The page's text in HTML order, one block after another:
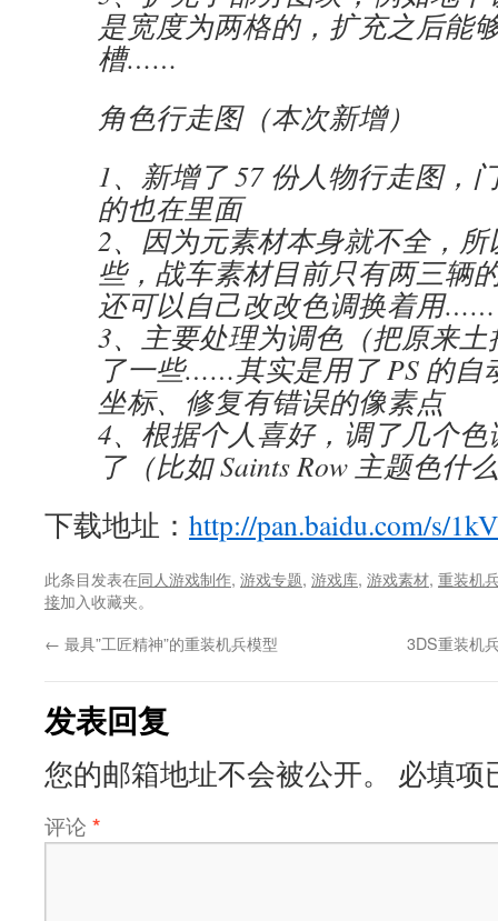
是宽度为两格的，扩充之后能
槽……
角色行走图（本次新增）
1、新增了 57 份人物行走图，
的也在里面
2、因为元素材本身就不全，
些，战车素材目前只有两三辆
还可以自己改改色调换着用……
3、主要处理为调色（把原来
了一些……其实是用了 PS 的自
坐标、修复有错误的像素点
4、根据个人喜好，调了几个
了（比如 Saints Row 主题色
下载地址： http://pan.baidu.com/s/
此条目发表在同人游戏制作, 游戏专题, 游戏库, 游戏素材, 重装机
接加入收藏夹。
← 最具”工匠精神”的重装机兵模型 3DS重装机
发表回复
您的邮箱地址不会被公开。 必填项
评论 *